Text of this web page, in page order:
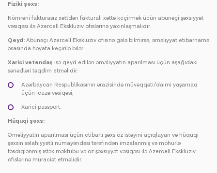
Fiziki şəxs:
Nömrəni fakturasız xəttdən fakturalı xəttə keçirmək ücün abunəçi şəxsiyyət
vəsiqəsi ilə Azercell Eksklüziv ofislərinə yaxınlaşmalıdır.
Qeyd: Abunəçi Azercell Eksklüziv ofisinə gələ bilmirsə, əməliyyat etibarnamə
əsasında həyata keçirilə bilər.
Xarici vətəndaş isə qeyd edilən əməliyyatın aparılması üçün aşağıdakı
sənədləri təqdim etməlidir:
Azərbaycan Respublikasının ərazisində müvəqqəti/daimi yaşamaq
üçün icazə vəsiqəsi;
Xarici passport.
Hüquqi şəxs:
Əməliyyatın aparılması üçün etibarlı şəxs öz istəyini açıqlayan və hüquqi
şəxsin səlahiyyətli nümayəndəsi tərəfindən imzalanmış və möhürlə
təsdiqlənmiş istək məktubu və öz şəxsiyyət vəsiqəsi ilə Azercell Eksklüziv
ofislərinə müraciət etməlidir.